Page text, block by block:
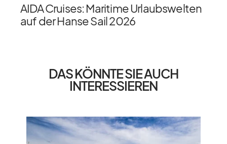
AIDA Cruises: Maritime Urlaubswelten
auf der Hanse Sail 2026
DAS KÖNNTE SIE AUCH
INTERESSIEREN